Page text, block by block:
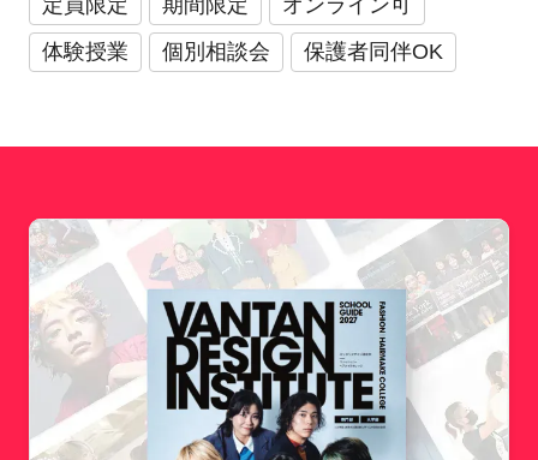
体験授業
個別相談会 保護者同伴OK